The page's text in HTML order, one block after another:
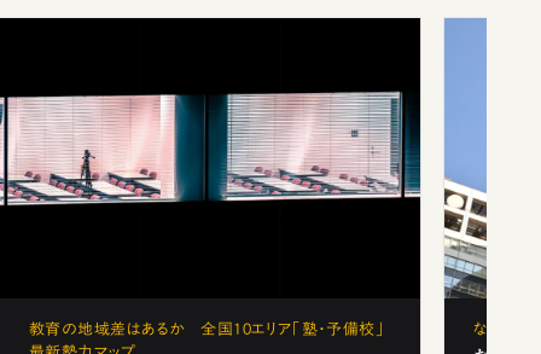
教育の地域差はあるか 全国10エリア「塾・予備校」
なぜ「フ